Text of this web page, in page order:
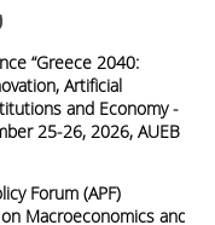
“Greece 2040:
Artificial
and Economy -
25-26, 2026, AUEB
Forum (APF)
Macroeconomics and